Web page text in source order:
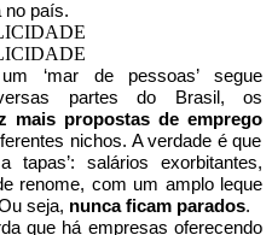
no país.
‘mar de pessoas’ segue
partes do Brasil, os
mais propostas de emprego
nichos. A verdade é que
tapas’: salários exorbitantes,
renome, com um amplo leque
seja, nunca ficam parados.
que há empresas oferecendo